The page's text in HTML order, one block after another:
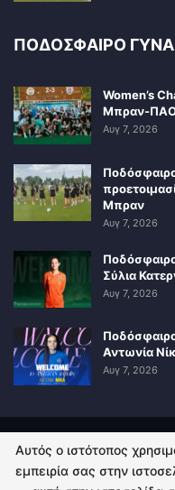
ΠΟΔΟΣΦΑΙΡΟ
Women’s
Μπραν-
Αυγ 7, 2026
Μπραν
Αυγ 7, 2026
Σύλια
Αυγ 7, 2026
Αντωνία
Αυγ 7, 2026
ΠΟΛΙΤΙΚΗ
Αυτός ο ιστότοπος
εμπειρία σας στην